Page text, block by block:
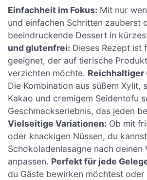
Einfachheit im Fokus: Mit nur
und einfachen Schritten zauberst
beeindruckende Dessert in
und glutenfrei: Dieses Rezept ist
geeignet, der auf tierische
verzichten möchte. Reichhaltiger
Die Kombination aus süßem Xylit,
Kakao und cremigem Seidentofu
Geschmackserlebnis, das jeden
Vielseitige Variationen: Ob mit
oder knackigen Nüssen, du
Schokoladenlasagne nach deinen
anpassen. Perfekt für jede
du Gäste bewirken möchtest oder